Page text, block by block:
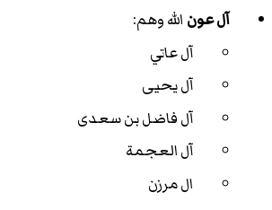
آل عون الله وهم:
آل عاتي
آل يحيى
آل فاضل بن سعدى
آل العجمة
ال مرزن